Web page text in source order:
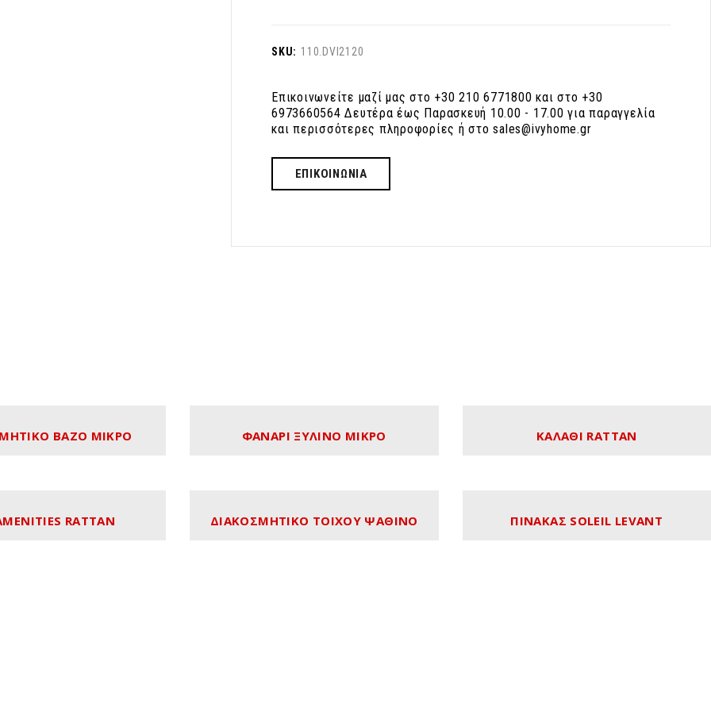
SKU: 110.DVI2120
Επικοινωνείτε μαζί μας στο +30 210 6771800 και στο +30
6973660564 Δευτέρα έως Παρασκευή 10.00 - 17.00 για παραγγελία
και περισσότερες πληροφορίες ή στο sales@ivyhome.gr
ΕΠΙΚΟΙΝΩΝΙΑ
ΒΑΖΟ ΜΙΚΡΟ ΦΑΝΑΡΙ ΞΥΛΙΝΟ ΜΙΚΡΟ ΚΑΛΑΘΙ RATTAN
RATTAN ΔΙΑΚΟΣΜΗΤΙΚΟ ΤΟΙΧΟΥ ΨΑΘΙΝΟ ΠΙΝΑΚΑΣ SOLEIL LEVANT